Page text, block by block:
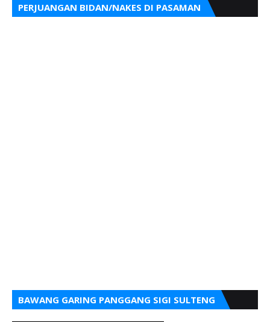
PERJUANGAN BIDAN/NAKES DI PASAMAN
BAWANG GARING PANGGANG SIGI SULTENG